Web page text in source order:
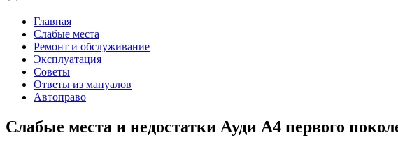
Главная
Слабые места
Ремонт и обслуживание
Эксплуатация
Советы
Ответы из мануалов
Автоправо
Слабые места и недостатки Ауди А4 первого